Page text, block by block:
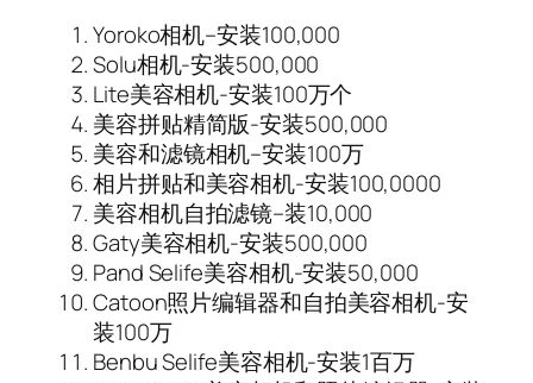
Yoroko相机–安装100,000
Solu相机-安装500,000
Lite美容相机-安装100万个
美容拼贴精简版-安装500,000
美容和滤镜相机–安装100万
相片拼贴和美容相机-安装100,0000
美容相机自拍滤镜–装10,000
Gaty美容相机-安装500,000
Pand Selife美容相机-安装50,000
Catoon照片编辑器和自拍美容相机-安
装100万
Benbu Selife美容相机-安装1百万